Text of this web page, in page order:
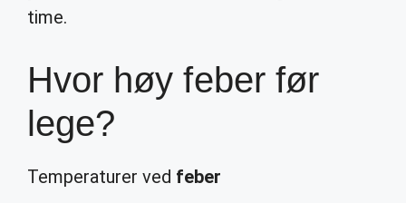
time.
Hvor høy feber før
lege?
Temperaturer ved feber